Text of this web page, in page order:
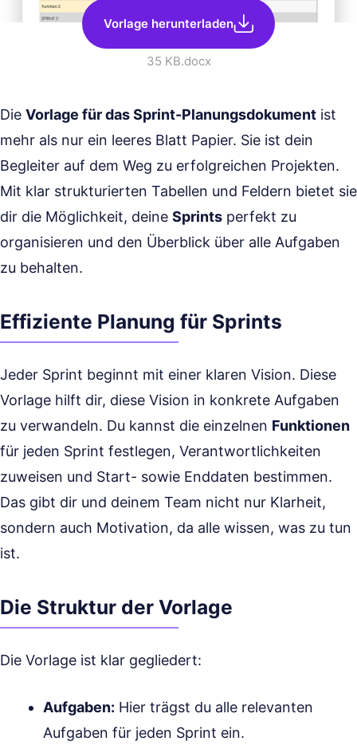
Vorlage herunterladen
35 KB.docx
Die Vorlage für das Sprint-Planungsdokument ist
mehr als nur ein leeres Blatt Papier. Sie ist dein
Begleiter auf dem Weg zu erfolgreichen Projekten.
Mit klar strukturierten Tabellen und Feldern bietet sie
dir die Möglichkeit, deine Sprints perfekt zu
organisieren und den Überblick über alle Aufgaben
zu behalten.
Effiziente Planung für Sprints
Jeder Sprint beginnt mit einer klaren Vision. Diese
Vorlage hilft dir, diese Vision in konkrete Aufgaben
zu verwandeln. Du kannst die einzelnen Funktionen
für jeden Sprint festlegen, Verantwortlichkeiten
zuweisen und Start- sowie Enddaten bestimmen.
Das gibt dir und deinem Team nicht nur Klarheit,
sondern auch Motivation, da alle wissen, was zu tun
ist.
Die Struktur der Vorlage
Die Vorlage ist klar gegliedert:
Aufgaben: Hier trägst du alle relevanten
Aufgaben für jeden Sprint ein.